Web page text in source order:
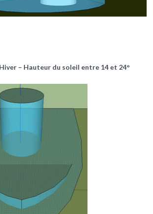
– Hauteur du soleil entre 14 et 24°